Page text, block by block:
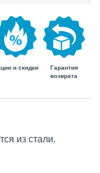
и скидки
Гарантия
возврата
из стали.